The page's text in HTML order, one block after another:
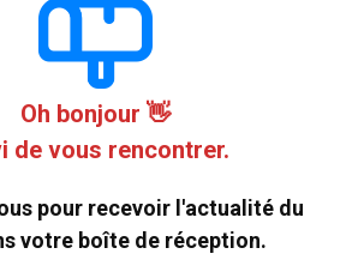
Oh bonjour 👋
de vous rencontrer.
pour recevoir l'actualité du
votre boîte de réception.